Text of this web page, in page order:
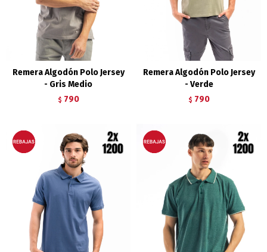
Remera Algodón Polo Jersey
- Gris Medio
$ 790
Remera Algodón Polo Jersey
- Verde
$ 790